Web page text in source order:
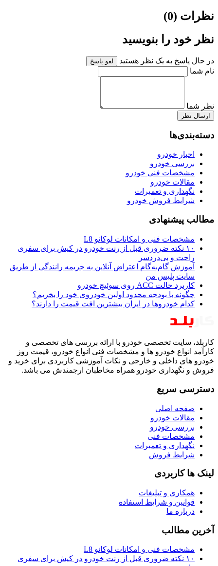
نظرات (0)
نظر خود را بنویسید
در حال پاسخ به یک نظر هستید لغو پاسخ
نام شما
نظر شما
ارسال نظر
دسته‌بندی‌ها
اخبار خودرو
بررسی خودرو
مشخصات فنی خودرو
مقالات خودرو
نگهداری و تعمیرات
شرایط فروش خودرو
مطالب پیشنهادی
مشخصات فنی و امکانات لوکانو L8
۱۰ نکته ضروری قبل از رنت خودرو در کیش برای سفری
راحت و بی‌دردسر
آموزش گام‌به‌گام اعتراض آنلاین به جریمه رانندگی از طریق
سایت پلیس من
کاربرد حالت ACC روی سوئیچ خودرو
چگونه با بودجه محدود اولین خودروی خود را بخریم؟
کدام خودروها در ایران بیشترین افت قیمت را دارند؟
کاربلد، سایت تخصصی خودرو با ارائه بررسی های تخصصی و
کارآمد انواع خودرو ها و مشخصات فنی انواع خودرو، قیمت روز
خودرو های داخلی و خارجی و نکات آموزشی کاربردی برای خرید و
فروش و نگهداری خودرو همراه مخاطبان ارجمندش می باشد.
دسترسی سریع
صفحه اصلی
مقالات خودرو
بررسی خودرو
مشخصات فنی
نگهداری و تعمیرات
شرایط فروش
لینک ها کاربردی
همکاری و تبلیغات
قوانین و شرایط استفاده
درباره ما
آخرین مطالب
مشخصات فنی و امکانات لوکانو L8
۱۰ نکته ضروری قبل از رنت خودرو در کیش برای سفری